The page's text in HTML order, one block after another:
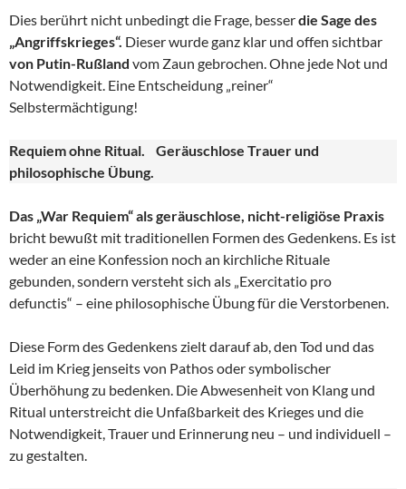
Dies berührt nicht unbedingt die Frage, besserdie Sage des
„Angriffskrieges“. Dieser wurde ganz klar und offen sichtbar
von Putin-Rußland vom Zaun gebrochen. Ohne jede Not und
Notwendigkeit. Eine Entscheidung „reiner“
Selbstermächtigung!
Requiem ohne Ritual. Geräuschlose Trauer und
philosophische Übung.
Das „War Requiem“ als geräuschlose, nicht-religiöse Praxis
bricht bewußt mit traditionellen Formen des Gedenkens. Es ist
weder an eine Konfession noch an kirchliche Rituale
gebunden, sondern versteht sich als „Exercitatio pro
defunctis“ – eine philosophische Übung für die Verstorbenen.
Diese Form des Gedenkens zielt darauf ab, den Tod und das
Leid im Krieg jenseits von Pathos oder symbolischer
Überhöhung zu bedenken. Die Abwesenheit von Klang und
Ritual unterstreicht die Unfaßbarkeit des Krieges und die
Notwendigkeit, Trauer und Erinnerung neu – und individuell –
zu gestalten.